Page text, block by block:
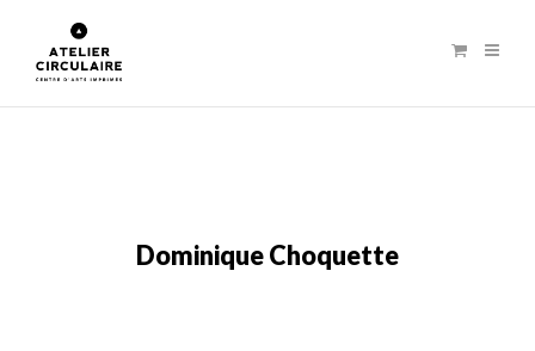
Dominique Choquette